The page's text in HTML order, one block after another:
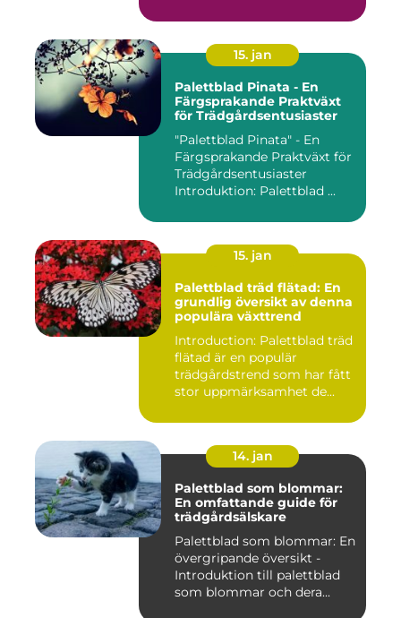
15. jan
Palettblad Pinata - En
Färgsprakande Praktväxt
för Trädgårdsentusiaster
"Palettblad Pinata" - En
Färgsprakande Praktväxt för
Trädgårdsentusiaster
Introduktion: Palettblad ...
15. jan
Palettblad träd flätad: En
grundlig översikt av denna
populära växttrend
Introduction: Palettblad träd
flätad är en populär
trädgårdstrend som har fått
stor uppmärksamhet de...
14. jan
Palettblad som blommar:
En omfattande guide för
trädgårdsälskare
Palettblad som blommar: En
övergripande översikt -
Introduktion till palettblad
som blommar och dera...